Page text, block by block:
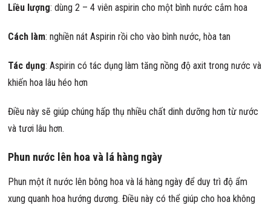
Liều lượng: dùng 2 – 4 viên aspirin cho một bình nước cắm hoa
Cách làm: nghiền nát Aspirin rồi cho vào bình nước, hòa tan
Tác dụng: Aspirin có tác dụng làm tăng nồng độ axit trong nước và
khiến hoa lâu héo hơn
Điều này sẽ giúp chúng hấp thụ nhiều chất dinh dưỡng hơn từ nước
và tươi lâu hơn.
Phun nước lên hoa và lá hàng ngày
Phun một ít nước lên bông hoa và lá hàng ngày để duy trì độ ẩm
xung quanh hoa hướng dương. Điều này có thể giúp cho hoa không